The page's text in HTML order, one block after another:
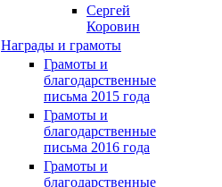
Сергей
Коровин
Награды и грамоты
Грамоты и
благодарственные
письма 2015 года
Грамоты и
благодарственные
письма 2016 года
Грамоты и
благодарственные